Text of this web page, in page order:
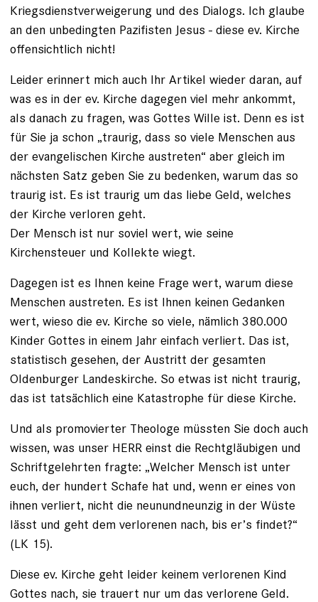
Kriegsdienstverweigerung und des Dialogs. Ich glaube
an den unbedingten Pazifisten Jesus - diese ev. Kirche
offensichtlich nicht!
Leider erinnert mich auch Ihr Artikel wieder daran, auf
was es in der ev. Kirche dagegen viel mehr ankommt,
als danach zu fragen, was Gottes Wille ist. Denn es ist
für Sie ja schon „traurig, dass so viele Menschen aus
der evangelischen Kirche austreten“ aber gleich im
nächsten Satz geben Sie zu bedenken, warum das so
traurig ist. Es ist traurig um das liebe Geld, welches
der Kirche verloren geht.
Der Mensch ist nur soviel wert, wie seine
Kirchensteuer und Kollekte wiegt.
Dagegen ist es Ihnen keine Frage wert, warum diese
Menschen austreten. Es ist Ihnen keinen Gedanken
wert, wieso die ev. Kirche so viele, nämlich 380.000
Kinder Gottes in einem Jahr einfach verliert. Das ist,
statistisch gesehen, der Austritt der gesamten
Oldenburger Landeskirche. So etwas ist nicht traurig,
das ist tatsächlich eine Katastrophe für diese Kirche.
Und als promovierter Theologe müssten Sie doch auch
wissen, was unser HERR einst die Rechtgläubigen und
Schriftgelehrten fragte: „Welcher Mensch ist unter
euch, der hundert Schafe hat und, wenn er eines von
ihnen verliert, nicht die neunundneunzig in der Wüste
lässt und geht dem verlorenen nach, bis er’s findet?“
(LK 15).
Diese ev. Kirche geht leider keinem verlorenen Kind
Gottes nach, sie trauert nur um das verlorene Geld.